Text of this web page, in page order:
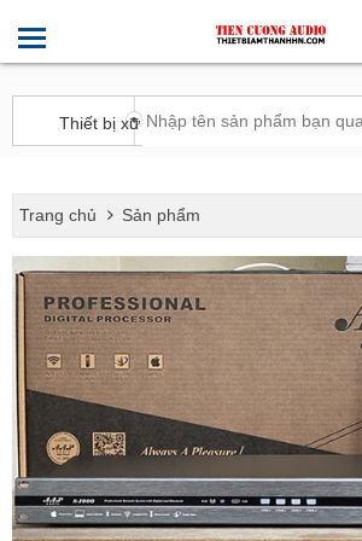
Trang chủ Sản phẩm